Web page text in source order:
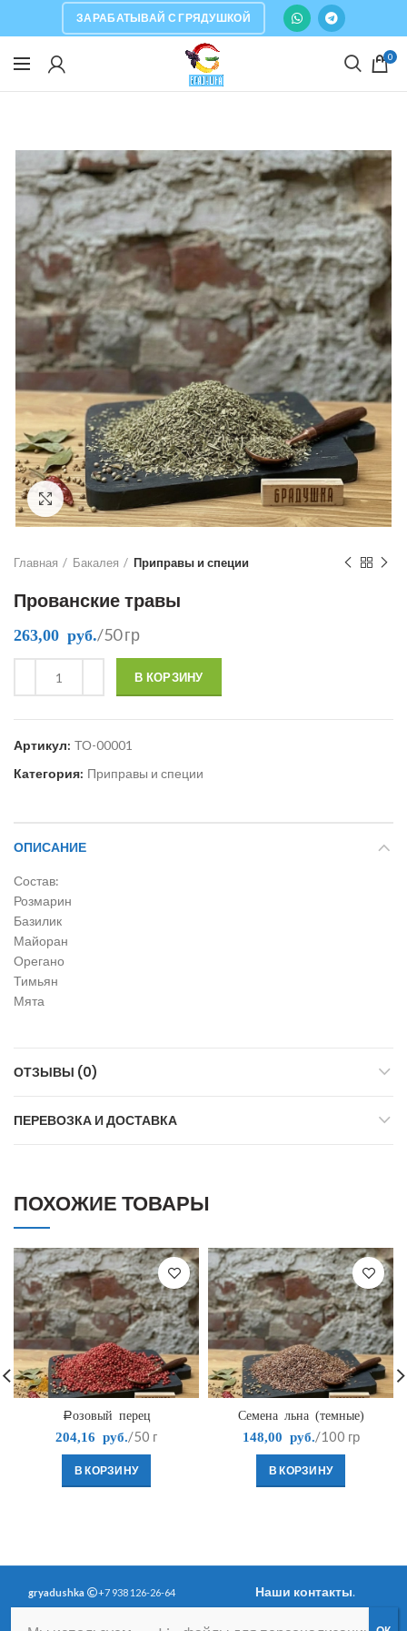
ЗАРАБАТЫВАЙ С ГРЯДУШКОЙ
0
Click to enlarge
Главная Бакалея Приправы и специи
Прованские травы
263,00 руб. /50 гр
В КОРЗИНУ
Артикул: ТО-00001
Категория: Приправы и специи
ОПИСАНИЕ
Состав:
Розмарин
Базилик
Майоран
Орегано
Тимьян
Мята
ОТЗЫВЫ (0)
ПЕРЕВОЗКА И ДОСТАВКА
ПОХОЖИЕ ТОВАРЫ
Розовый перец
204,16 руб. /50 г
В КОРЗИНУ
Семена льна (темные)
148,00 руб. /100 гр
В КОРЗИНУ
gryadushka +7 938 126-26-64 Наши контакты.